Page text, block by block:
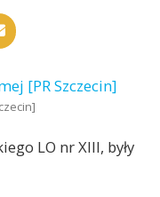
LO nr XIII, były